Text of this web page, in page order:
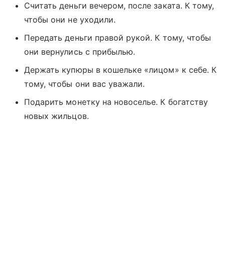
Считать деньги вечером, после заката. К тому,
чтобы они не уходили.
Передать деньги правой рукой. К тому, чтобы
они вернулись с прибылью.
Держать купюры в кошельке «лицом» к себе. К
тому, чтобы они вас уважали.
Подарить монетку на новоселье. К богатству
новых жильцов.